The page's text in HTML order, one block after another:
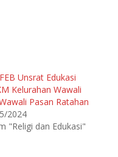
Unsrat Edukasi
Kelurahan Wawali
Pasan Ratahan
2024
"Religi dan Edukasi"